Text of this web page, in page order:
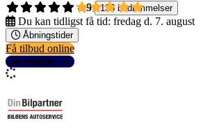
4,9
135 bedømmelser
Du kan tidligst få tid: fredag d. 7. august
Åbningstider
Få tilbud online
Se detaljer